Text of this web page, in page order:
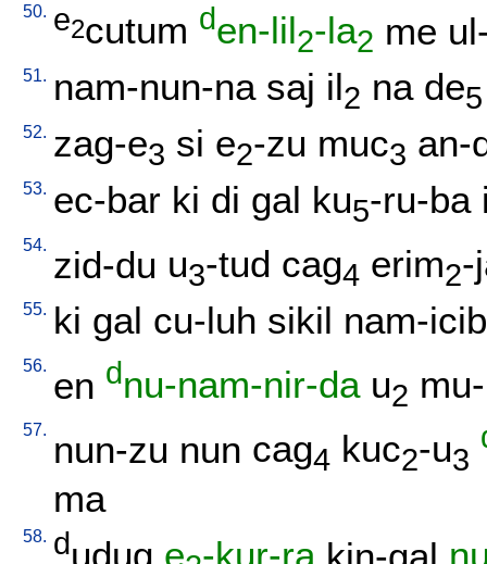
50. e2cutum den-lil2-la2 me
51. nam-nun-na saj il2 na de5
52. zag-e3 si e2-zu muc3 an-
53. ec-bar ki di gal ku5-ru-ba
54. zid-du u3-tud cag4 erim2-
55. ki gal cu-luh sikil nam-
56. en dnu-nam-nir-da u2
57. nun-zu nun cag4 kuc2-u3
ma
58. dudug e -kur-ra kin-gal